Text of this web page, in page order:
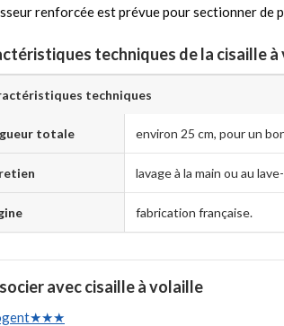
renforcée est prévue pour sectionner de
techniques de la cisaille
techniques
totale environ 25 cm, pour un
lavage à la main ou au
fabrication française.
avec cisaille à volaille